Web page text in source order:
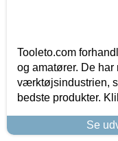
Tooleto.com
og amatører. De
værktøjsindustrien,
bedste produkter.
Se